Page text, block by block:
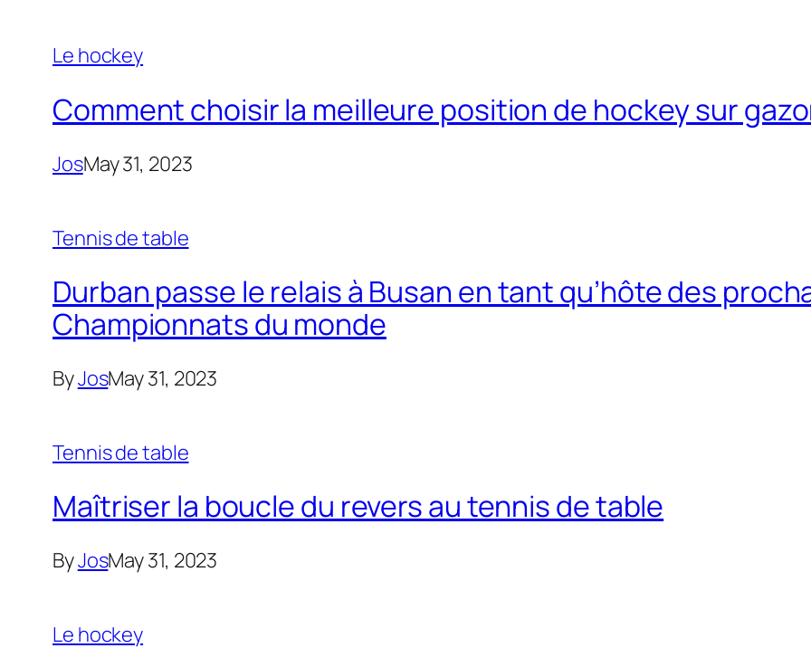
Le hockey
Comment choisir la meilleure position de hockey sur
JosMay 31, 2023
Tennis de table
Durban passe le relais à Busan en tant qu’hôte des
Championnats du monde
ByJosMay 31, 2023
Tennis de table
Maîtriser la boucle du revers au tennis de table
ByJosMay 31, 2023
Le hockey